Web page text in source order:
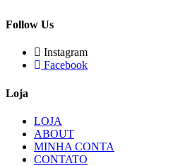
Follow Us
Instagram
Facebook
Loja
LOJA
ABOUT
MINHA CONTA
CONTATO